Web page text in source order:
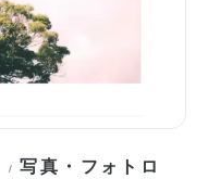
/写真・フォトロ